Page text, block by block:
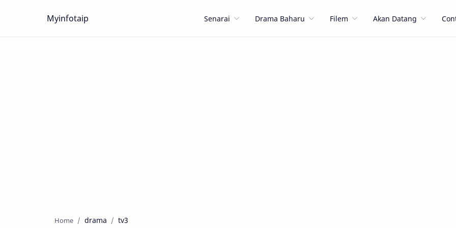
Myinfotaip Senarai Drama Baharu Filem Akan Datang
Home drama tv3